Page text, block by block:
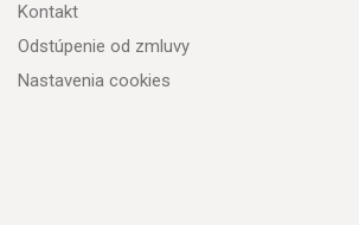
Kontakt
Odstúpenie od zmluvy
Nastavenia cookies